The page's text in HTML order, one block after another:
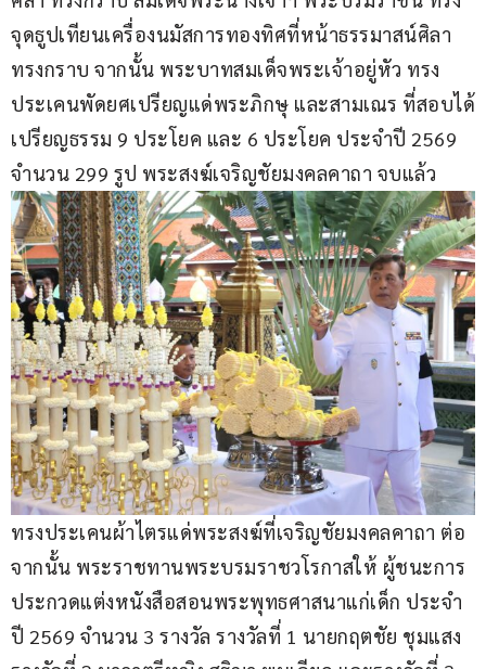
จุดธูปเทียนเครื่องนมัสการทองทิศที่หน้าธรรมาสน์ศิลา
ทรงกราบ จากนั้น พระบาทสมเด็จพระเจ้าอยู่หัว ทรง
ประเคนพัดยศเปรียญแด่พระภิกษุ และสามเณร ที่สอบได้
เปรียญธรรม 9 ประโยค และ 6 ประโยค ประจำปี 2569
จำนวน 299 รูป พระสงฆ์เจริญชัยมงคลคาถา จบแล้ว
ทรงประเคนผ้าไตรแด่พระสงฆ์ที่เจริญชัยมงคลคาถา ต่อ
จากนั้น พระราชทานพระบรมราชวโรกาสให้ ผู้ชนะการ
ประกวดแต่งหนังสือสอนพระพุทธศาสนาแก่เด็ก ประจำ
ปี 2569 จำนวน 3 รางวัล รางวัลที่ 1 นายกฤตชัย ชุมแสง